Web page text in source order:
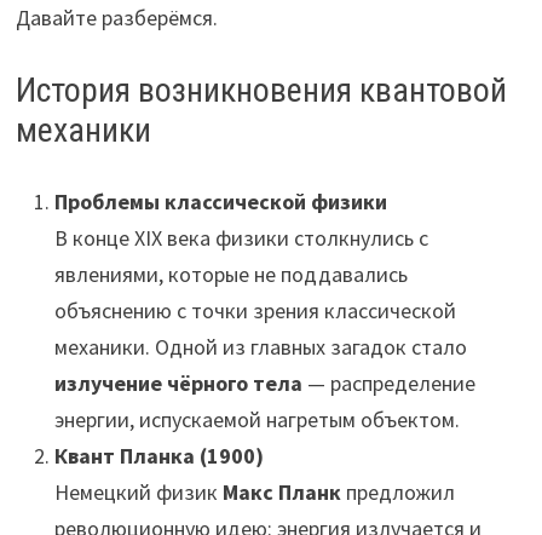
Давайте разберёмся.
История возникновения квантовой
механики
Проблемы классической физики
В конце XIX века физики столкнулись с
явлениями, которые не поддавались
объяснению с точки зрения классической
механики. Одной из главных загадок стало
излучение чёрного тела — распределение
энергии, испускаемой нагретым объектом.
Квант Планка (1900)
Немецкий физик Макс Планкпредложил
революционную идею: энергия излучается и